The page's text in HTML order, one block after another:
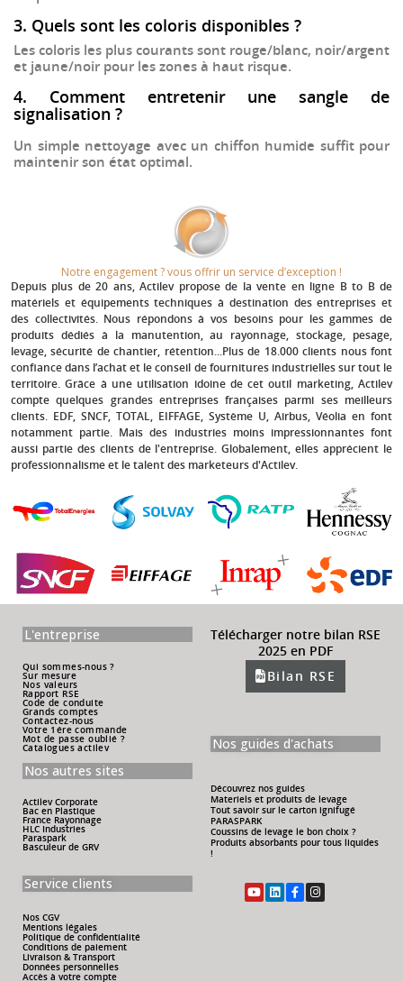
3. Quels sont les coloris disponibles ?
Les coloris les plus courants sont rouge/blanc, noir/argent
et jaune/noir pour les zones à haut risque.
4. Comment entretenir une sangle de
signalisation ?
Un simple nettoyage avec un chiffon humide suffit pour
maintenir son état optimal.
Notre engagement ? vous offrir un service d’exception !​
Depuis plus de 20 ans, Actilev propose de la vente en ligne B to B de
matériels et équipements techniques à destination des entreprises et
des collectivités. Nous répondons à vos besoins pour les gammes de
produits dédiés à la manutention, au rayonnage, stockage, pesage,
levage, sécurité de chantier, rétention...Plus de 18.000 clients nous font
confiance dans l’achat et le conseil de fournitures industrielles sur tout le
territoire. Grâce à une utilisation idoine de cet outil marketing, Actilev
compte quelques grandes entreprises françaises parmi ses meilleurs
clients. EDF, SNCF, TOTAL, EIFFAGE, Système U, Airbus, Véolia en font
notamment partie. Mais des industries moins impressionnantes font
aussi partie des clients de l'entreprise. Globalement, elles apprécient le
professionnalisme et le talent des marketeurs d'Actilev.
L'entreprise
Qui sommes-nous ?
Sur mesure
Nos valeurs
Rapport RSE
Code de conduite
Grands comptes
Contactez-nous
Votre 1ére commande
Mot de passe oublié ?
Catalogues actilev
Télécharger notre bilan RSE
2025 en PDF
Bilan RSE
Nos autres sites
Actilev Corporate
Bac en Plastique
France Rayonnage
HLC Industries
Paraspark
Basculeur de GRV
Nos guides d'achats
Découvrez nos guides
Materiels et produits de levage
Tout savoir sur le carton ignifugé
PARASPARK
Coussins de levage le bon choix ?
Produits absorbants pour tous liquides
!
Service clients
Nos CGV
Mentions légales
Politique de confidentialité
Conditions de paiement
Livraison & Transport
Données personnelles
Accès à votre compte